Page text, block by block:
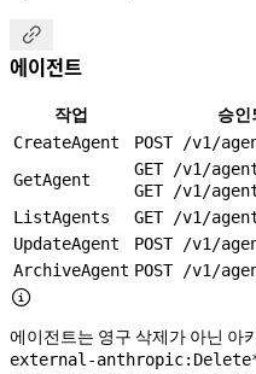

에이전트
작업 승인
CreateAgent
POST /v1/
GetAgent
GET /v1/
GET /v1/
ListAgents
GET /v1/
UpdateAgent
POST /v1/
ArchiveAgent POST /v1/

에이전트는 영구 삭제가 아닌 아
external-